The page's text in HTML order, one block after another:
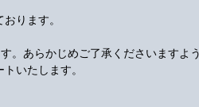
ります。
あらかじめご了承くださいますよ
いたします。